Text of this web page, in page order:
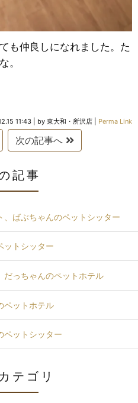
も仲良しになれました。た
。
11:43 by 東大和・所沢店 Perma Link
次の記事へ
記事
、ばぶちゃんのペットシッター
ットシッター
だっちゃんのペットホテル
ペットホテル
ペットシッター
テゴリ